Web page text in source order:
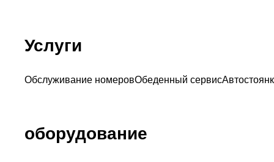
Услуги
Обслуживание номеровОбеденный сервис
оборудование